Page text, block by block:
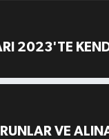
2023'TE
VE